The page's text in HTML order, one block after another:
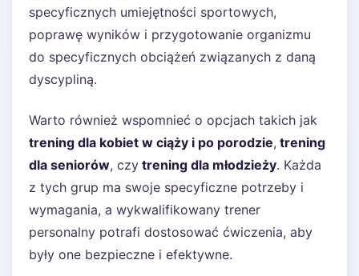
specyficznych umiejętności sportowych,
poprawę wyników i przygotowanie organizmu
do specyficznych obciążeń związanych z daną
dyscypliną.
Warto również wspomnieć o opcjach takich jak
trening dla kobiet w ciąży i po porodzie, trening
dla seniorów, czy trening dla młodzieży. Każda
z tych grup ma swoje specyficzne potrzeby i
wymagania, a wykwalifikowany trener
personalny potrafi dostosować ćwiczenia, aby
były one bezpieczne i efektywne.